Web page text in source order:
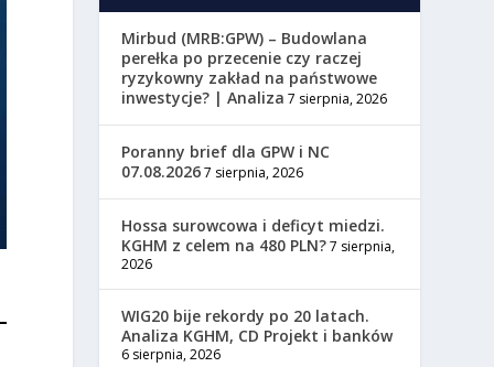
Mirbud (MRB:GPW) – Budowlana
perełka po przecenie czy raczej
ryzykowny zakład na państwowe
inwestycje? | Analiza 7 sierpnia, 2026
Poranny brief dla GPW i NC
07.08.20267 sierpnia, 2026
Hossa surowcowa i deficyt miedzi.
KGHM z celem na 480 PLN?7 sierpnia,
2026
WIG20 bije rekordy po 20 latach.
Analiza KGHM, CD Projekt i banków
6 sierpnia, 2026